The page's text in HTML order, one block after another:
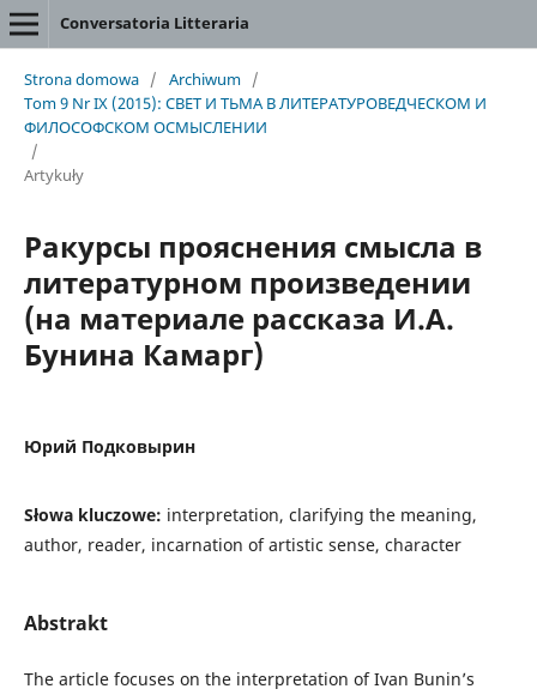
Conversatoria Litteraria
Strona domowa / Archiwum /
Tom 9 Nr IX (2015): СВЕТ И ТЬМА В ЛИТЕРАТУРОВЕДЧЕСКОМ И
ФИЛОСОФСКОМ ОСМЫСЛЕНИИ
/
Artykuły
Ракурсы прояснения смысла в
литературном произведении
(на материале рассказа И.А.
Бунина Камарг)
Юрий Подковырин
Słowa kluczowe: interpretation, clarifying the meaning,
author, reader, incarnation of artistic sense, character
Abstrakt
The article focuses on the interpretation of Ivan Bunin’s